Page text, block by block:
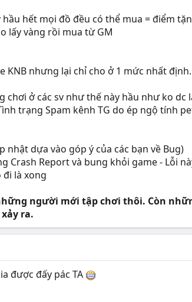
hết mọi đồ đều có thể mua = điểm
lấy vàng rồi mua từ GM
KNB nhưng lại chỉ cho ở 1 mức nhất
chơi ở các sv như thế này hầu như ko
trạng Spam kênh TG do ép ngộ tính
nhật dựa vào góp ý của các bạn về Bug)
Crash Report và bung khỏi game - Lỗi
đi là xong
người mới tập chơi thôi. Còn
ra.
được đấy pác TA